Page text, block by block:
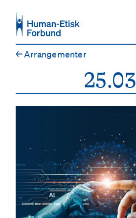
←Arrangementer
25.03